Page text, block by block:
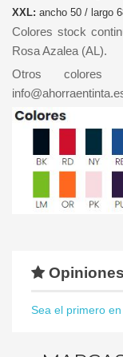
XXL: ancho 50 / largo
Colores stock
Rosa Azalea (AL).
Otros colores
Opiniones
Sea el primero